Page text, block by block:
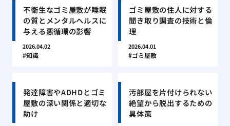
不衛生なゴミ屋敷が睡眠
の質とメンタルヘルスに
与える悪循環の影響
2026.04.02
知識
ゴミ屋敷の住人に対する
聞き取り調査の技術と倫
理
2026.04.01
ゴミ屋敷
発達障害やADHDとゴミ
屋敷の深い関係と適切な
助け
汚部屋を片付けられない
絶望から脱出するための
具体策